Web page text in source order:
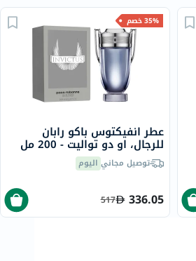
35% خصم
عطر انفيكتوس باكو رابان
للرجال، او دو تواليت - 200 مل
توصيل مجاني اليوم
336.05
517